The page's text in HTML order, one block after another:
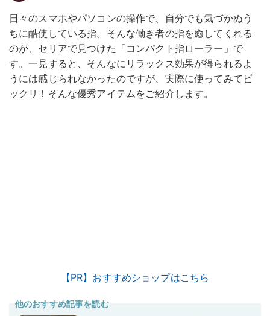
日々のスマホやパソコンの操作で、自分でも気づかぬう
ちに酷使している指。そんな働き者の指を癒してくれる
のが、セリアで見つけた「コンパクト指ローラー」で
す。一見すると、そんなにリラックス効果が得られるよ
うには感じられなかったのですが、実際に使ってみてビ
ックリ！そんな優秀アイテムをご紹介します。
【PR】おすすめショップはこちら
他のおすすめ記事を読む